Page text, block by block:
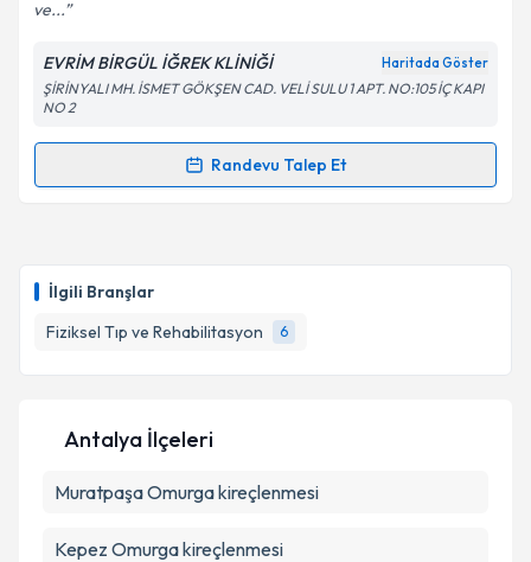
İlgili Branşlar
Fiziksel Tıp ve Rehabilitasyon
6
ve...
EVRİM BİRGÜL İĞREK KLİNİĞİ Haritada Göster
ŞİRİNYALI MH. İSMET GÖKŞEN CAD. VELİ SULU 1 APT. NO:105 İÇ KAPI
NO 2
Randevu Talep Et
Randevu Takvimi Talebi
için bir takvim hazırlandığında e-posta ile
bilgilendireceğiz.
E-posta Adresiniz
Kişisel verilerimin işlenmesine ilişkin
kapsamda işlenmesini kabul ediyorum.
Antalya İlçeleri
MuratpaşaOmurga kireçlenmesi
Kepez Omurga kireçlenmesi